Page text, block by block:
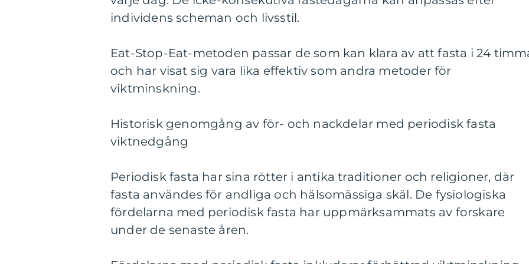
individens scheman och livsstil.
Eat-Stop-Eat-metoden passar de som kan klara av att fasta i 24
och har visat sig vara lika effektiv som andra metoder för
viktminskning.
Historisk genomgång av för- och nackdelar med periodisk fasta
viktnedgång
Periodisk fasta har sina rötter i antika traditioner och religioner, där
fasta användes för andliga och hälsomässiga skäl. De fysiologiska
fördelarna med periodisk fasta har uppmärksammats av forskare
under de senaste åren.